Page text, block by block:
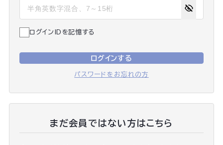
ログインIDを記憶する
ログインする
パスワードをお忘れの方
まだ会員ではない方はこちら